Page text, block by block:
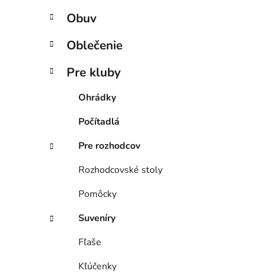
Obuv
Oblečenie
Pre kluby
Ohrádky
Počítadlá
Pre rozhodcov
Rozhodcovské stoly
Pomôcky
Suveníry
Fľaše
Kľúčenky